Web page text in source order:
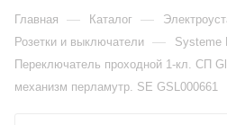
Главная — Каталог —
Розетки и выключатели — Systeme
Переключатель проходной 1-кл. СП
механизм перламутр. SE GSL000661